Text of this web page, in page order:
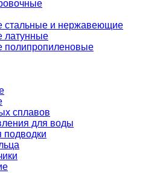
стальные и нержавеющие
латунные
полипропиленовые
сплавов
для воды
подводки